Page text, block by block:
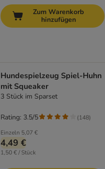
Zum Warenkorb
hinzufügen
Hundespielzeug Spiel-Huhn
mit Squeaker
3 Stück im Sparset
Einzeln 5,07 €
4,49 €
1,50 € / Stück
Rating: 3.5/5 (148)